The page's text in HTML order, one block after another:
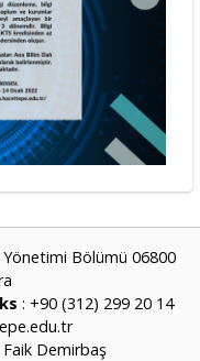
Bölümü 06800
: +90 (312) 299 20 14
Faik Demirbaş